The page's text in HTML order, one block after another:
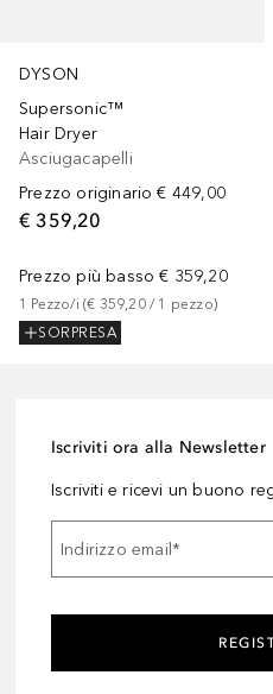
DYSON
Supersonic™
Hair Dryer
Asciugacapelli
Prezzo originario € 449,00
€ 359,20
Prezzo più basso € 359,20
1 Pezzo/i (€ 359,20 / 1 pezzo)
SORPRESA
Iscriviti ora alla Newsletter
Iscriviti e ricevi un buono
Indirizzo email *